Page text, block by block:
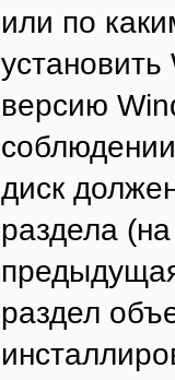
или по
версию
диск
раздела
раздел